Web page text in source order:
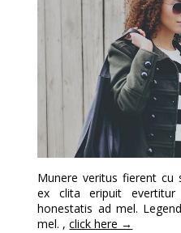
Munere veritus fierent cu
ex clita eripuit evertitur
honestatis ad mel.
mel. ,click here →